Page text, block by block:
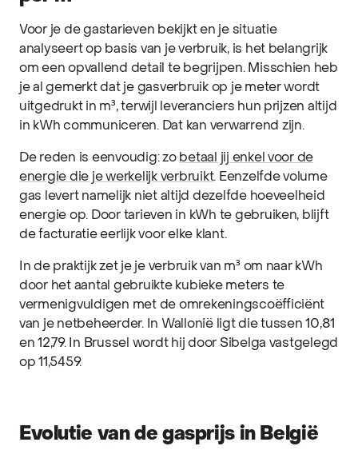
Voor je de gastarieven bekijkt en je situatie
analyseert op basis van je verbruik, is het belangrijk
om een opvallend detail te begrijpen. Misschien heb
je al gemerkt dat je gasverbruik op je meter wordt
uitgedrukt in m³, terwijl leveranciers hun prijzen altijd
in kWh communiceren. Dat kan verwarrend zijn.
De reden is eenvoudig: zo betaal jij enkel voor de
energie die je werkelijk verbruikt. Eenzelfde volume
gas levert namelijk niet altijd dezelfde hoeveelheid
energie op. Door tarieven in kWh te gebruiken, blijft
de facturatie eerlijk voor elke klant.
In de praktijk zet je je verbruik van m³ om naar kWh
door het aantal gebruikte kubieke meters te
vermenigvuldigen met de omrekeningscoëfficiënt
van je netbeheerder. In Wallonië ligt die tussen 10,81
en 12,79. In Brussel wordt hij door Sibelga vastgelegd
op 11,5459.
Evolutie van de gasprijs in België